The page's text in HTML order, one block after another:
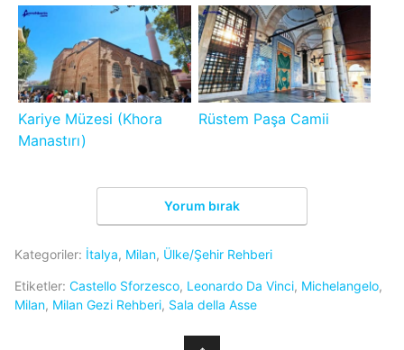
Kariye Müzesi (Khora
Manastırı)
Rüstem Paşa Camii
Yorum bırak
Kategoriler: İtalya, Milan, Ülke/Şehir Rehberi
Etiketler: Castello Sforzesco, Leonardo Da Vinci, Michelangelo,
Milan, Milan Gezi Rehberi, Sala della Asse